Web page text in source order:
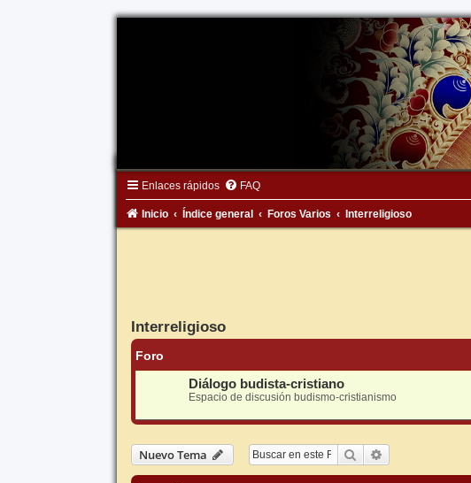
Enlaces rápidos FAQ
Inicio Índice general Foros Varios Interreligioso
Interreligioso
Foro
Diálogo budista-cristiano
Espacio de discusión budismo-cristianismo
Nuevo Tema Buscar